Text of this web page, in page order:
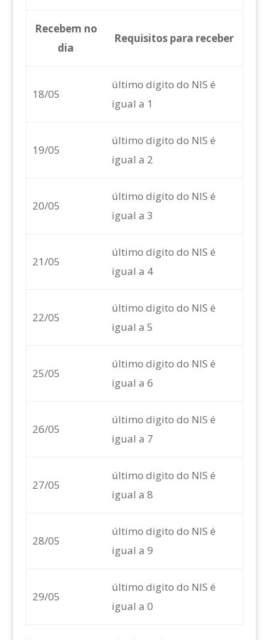
Recebem no
dia
Requisitos para receber
18/05
último digito do NIS é
igual a 1
19/05
último digito do NIS é
igual a 2
20/05
último digito do NIS é
igual a 3
21/05
último digito do NIS é
igual a 4
22/05
último digito do NIS é
igual a 5
25/05
último digito do NIS é
igual a 6
26/05
último digito do NIS é
igual a 7
27/05
último digito do NIS é
igual a 8
28/05
último digito do NIS é
igual a 9
29/05
último digito do NIS é
igual a 0